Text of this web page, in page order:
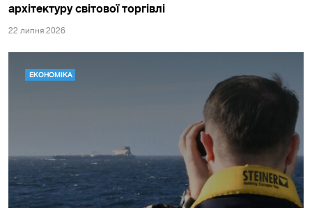
архітектуру світової торгівлі
22 липня 2026
ЕКОНОМІКА